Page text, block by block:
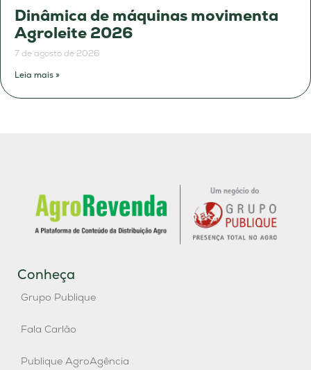
Dinâmica de máquinas movimenta
Agroleite 2026
7 de agosto de 2026
Leia mais »
Conheça
Grupo Publique
Fala Carlão
Publique AgroAgência